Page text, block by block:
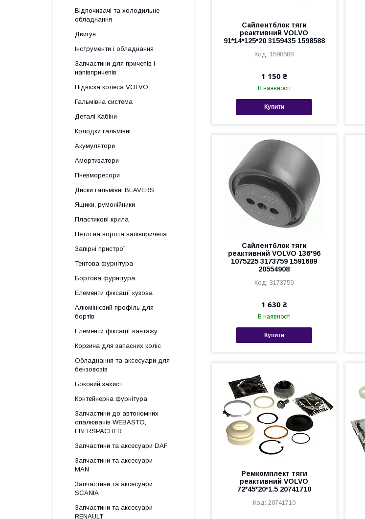
Сайлентблок тяги
реактивний VOLVO
91*14*125*20 3159435 1598588
1598588
1 150 ₴
В наявності
Купити
Сайлентблок тяги
реактивний VOLVO 136*96
1075225 3173759 1591689
20554908
3173759
1 630 ₴
В наявності
Купити
Ремкомплект тяги
реактивний VOLVO
72*45*20*1.5 20741710
20741710
Відпочивачі та холодильне
обладнання
Двигун
Інструменти і обладнання
Запчастини для причепів і
напівпричепів
Підвіска колеса VOLVO
Гальмівна система
Деталі Кабіни
Колодки гальмівні
Акумулятори
Амортизатори
Пневморесори
Диски гальмівні BEAVERS
Ящики, румонійники
Пластикові крила
Петлі на ворота напівпричепа
Запірні пристрої
Тентова фурнітура
Бортова фурнітура
Елементи фіксації кузова
Алюмінієвий профіль для
бортів
Елементи фіксації вантажу
Корзина для запасних коліс
Обладнання та аксесуари для
бензовозів
Боковий захист
Контейнерна фурнітура
Запчастини до автономних
опалювачів WEBASTO,
EBERSPACHER
Запчастини та аксесуари DAF
Запчастини та аксесуари
MAN
Запчастини та аксесуари
SCANIA
Запчастини та аксесуари
RENAULT